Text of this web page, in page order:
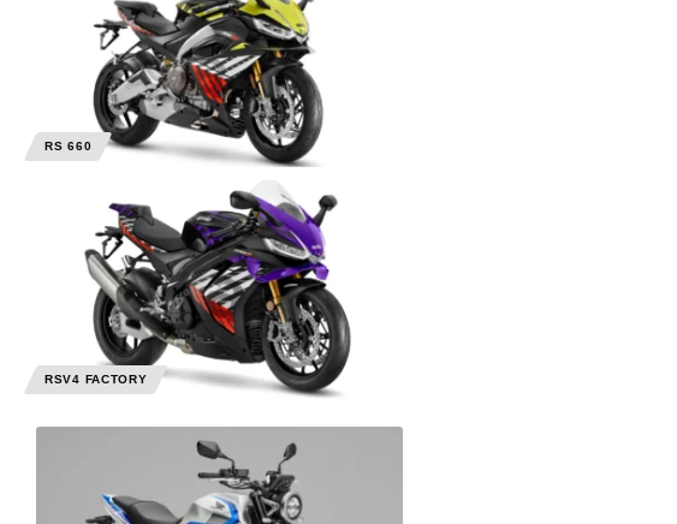
RS 660
RSV4 FACTORY